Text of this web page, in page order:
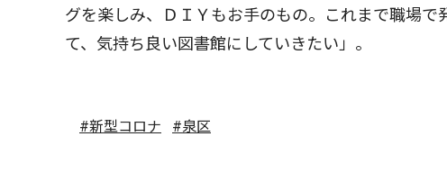
グを楽しみ、ＤＩＹもお手のもの。これまで職場
て、気持ち良い図書館にしていきたい」。
#新型コロナ #泉区